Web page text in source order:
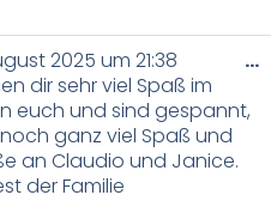
2025 um 21:38
dir sehr viel Spaß im
euch und sind gespannt,
ganz viel Spaß und
an Claudio und Janice.
der Familie
…